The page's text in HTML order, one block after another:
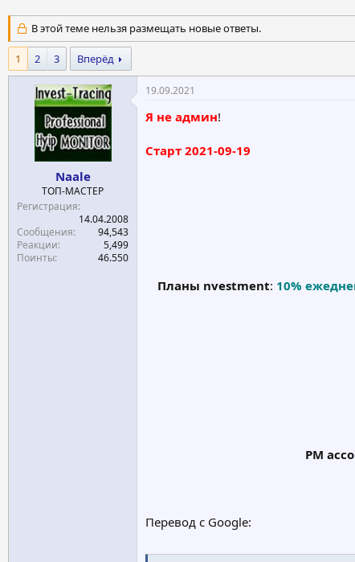
т
о
р
т
е
т
а
н
ч
а
л
а
В этой теме нельзя размещать новые ответы.
1 2 3 Вперёд
Naale
ТОП-МАСТЕР
Регистрация
14.04.2008
Сообщения
94,543
Реакции
5,499
Поинты
46.550
19.09.2021
Я не админ!
Старт 2021-09-19
Планы nvestment: 10%
PM
Перевод с Google: